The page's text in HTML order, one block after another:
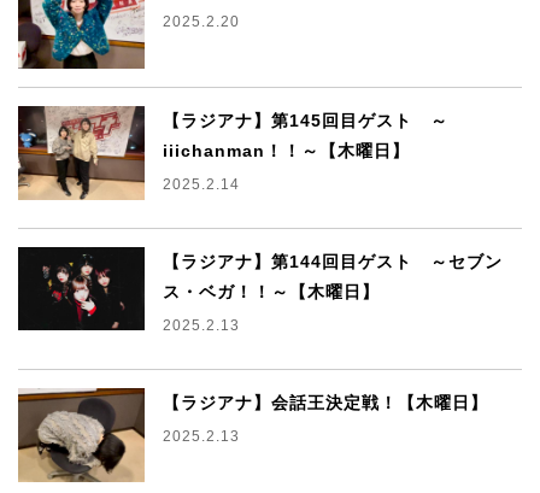
2025.2.20
【ラジアナ】第145回目ゲスト ～
iiichanman！！～【木曜日】
2025.2.14
【ラジアナ】第144回目ゲスト ～セブン
ス・ベガ！！～【木曜日】
2025.2.13
【ラジアナ】会話王決定戦！【木曜日】
2025.2.13